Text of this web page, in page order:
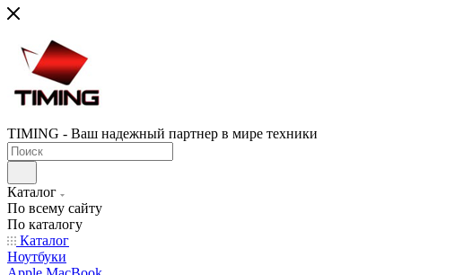
TIMING - Ваш надежный партнер в мире техники
Каталог
По всему сайту
По каталогу
Каталог
Ноутбуки